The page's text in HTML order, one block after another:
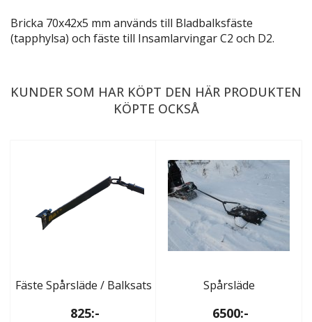
Bricka 70x42x5 mm används till Bladbalksfäste
(tapphylsa) och fäste till InsamlarvingarC2 och D2.
KUNDER SOM HAR KÖPT DEN HÄR PRODUKTEN
KÖPTE OCKSÅ
Fäste Spårsläde / Balksats
825:-
Spårsläde
6500:-